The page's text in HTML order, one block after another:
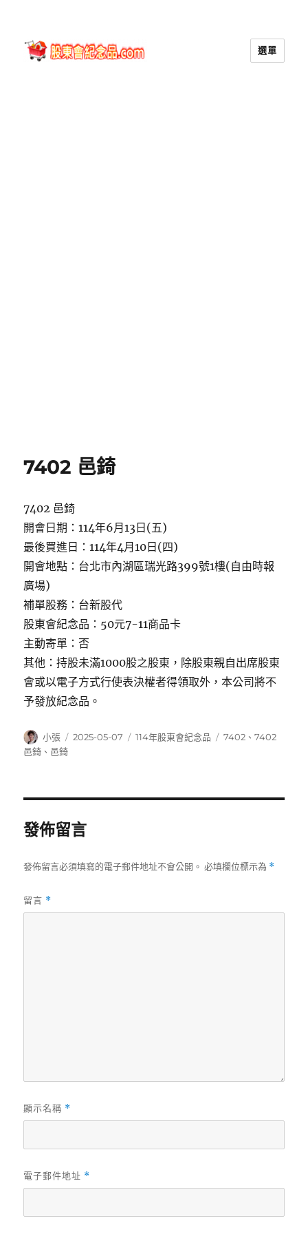
選單
7402 邑錡
7402 邑錡
開會日期：114年6月13日(五)
最後買進日：114年4月10日(四)
開會地點：台北市內湖區瑞光路399號1樓(自由時報
廣場)
補單股務：台新股代
股東會紀念品：50元7-11商品卡
主動寄單：否
其他：持股未滿1000股之股東，除股東親自出席股東
會或以電子方式行使表決權者得領取外，本公司將不
予發放紀念品。
作
者
小張
發
2025-05-07
分
114年股東會紀念品
標
7402 、7402
邑錡 、 邑錡
發佈留言
發佈留言必須填寫的電子郵件地址不會公開。 必填欄位標示為 *
留言 *
顯示名稱 *
電子郵件地址 *